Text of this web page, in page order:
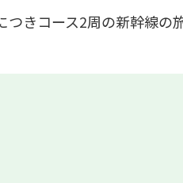
きコース2周の新幹線の